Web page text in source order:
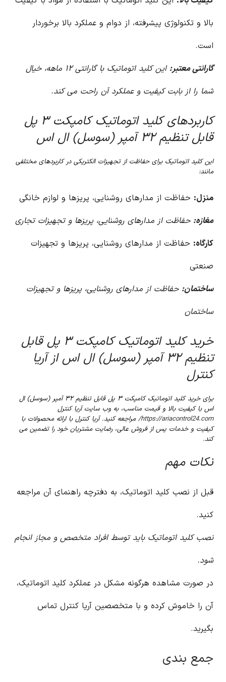
بالا و تکنولوژی پیشرفته، از دوام و عملکرد بالا برخوردار
است.
گارانتی معتبر:
این کلید اتوماتیک با گارانتی ۱۲ ماهه، خیال
شما را از بابت کیفیت و عملکرد آن راحت می کند.
کاربردهای کلید اتوماتیک کامپکت ۳ پل
قابل تنظیم ۳۲ آمپر (سوسل) ال اس
این کلید اتوماتیک برای حفاظت از تجهیزات الکتریکی در کاربردهای مختلفی
مانند:
منزل: حفاظت از مدارهای روشنایی، پریزها و لوازم خانگی
مغازه: حفاظت از مدارهای روشنایی، پریزها و تجهیزات تجاری
کارگاه: حفاظت از مدارهای روشنایی، پریزها و تجهیزات
صنعتی
ساختمان: حفاظت از مدارهای روشنایی، پریزها و تجهیزات
ساختمان
خرید کلید اتوماتیک کامپکت ۳ پل قابل
تنظیم ۳۲ آمپر (سوسل) ال اس از آریا
کنترل
برای خرید کلید اتوماتیک کامپکت ۳ پل قابل تنظیم ۳۲ آمپر (سوسل) ال
اس با کیفیت بالا و قیمت مناسب، به وب سایت آریا کنترل
https://ariacontrol24.com/ مراجعه کنید. آریا کنترل با ارائه محصولات با
کیفیت و خدمات پس از فروش عالی، رضایت مشتریان خود را تضمین می
کند.
نکات مهم
قبل از نصب کلید اتوماتیک، به دفترچه راهنمای آن مراجعه
کنید.
نصب کلید اتوماتیک باید توسط افراد متخصص و مجاز انجام
شود.
در صورت مشاهده هرگونه مشکل در عملکرد کلید اتوماتیک،
آن را خاموش کرده و با متخصصین آریا کنترل تماس
بگیرید.
جمع بندی